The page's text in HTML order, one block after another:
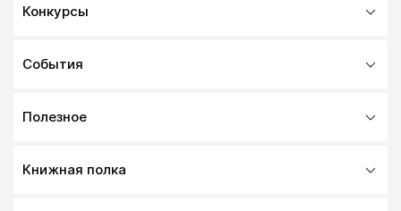
Конкурсы
События
Полезное
Книжная полка